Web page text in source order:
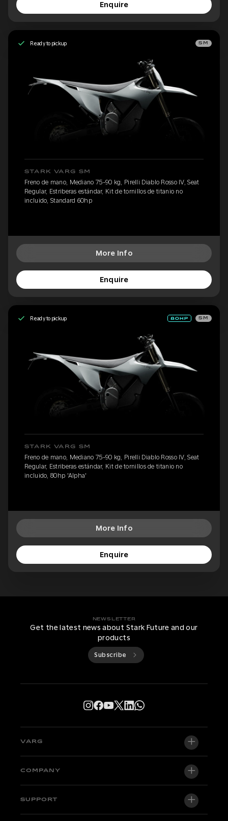
Enquire
Ready to pickup SM
STARK VARG SM
Freno de mano, Mediano 75-90 kg, Pirelli Diablo Rosso IV, Seat
Regular, Estriberas estándar, Kit de tornillos de titanio no
incluido, Standard 60hp
More Info
Enquire
Ready to pickup SM
STARK VARG SM
Freno de mano, Mediano 75-90 kg, Pirelli Diablo Rosso IV, Seat
Regular, Estriberas estándar, Kit de tornillos de titanio no
incluido, 80hp 'Alpha'
More Info
Enquire
NEWSLETTER
Get the latest news about Stark Future and our
products
Subscribe
VARG
VARG EX
COMPANY
About us
SUPPORT